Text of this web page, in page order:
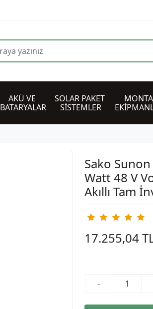
AKÜ VE
BATARYALAR
SOLAR PAKET
SİSTEMLER
Sako
Watt 48 V
Akıllı Tam
17.255,04
-